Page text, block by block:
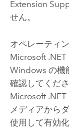
Extension
せん。
オペレーティ
Microsoft .NET
Windows の機
確認してくだ
Microsoft
メディアから
使用して有効